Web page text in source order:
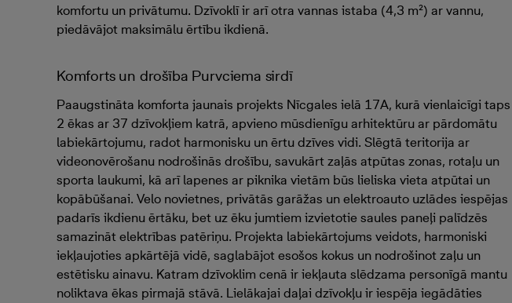
komfortu un privātumu. Dzīvoklī ir arī otra vannas istaba (4,3 m²) ar vannu,
piedāvājot maksimālu ērtību ikdienā.
Komforts un drošība Purvciema sirdī
Paaugstināta komforta jaunais projekts Nīcgales ielā 17A, kurā vienlaicīgi taps
2 ēkas ar 37 dzīvokļiem katrā, apvieno mūsdienīgu arhitektūru ar pārdomātu
labiekārtojumu, radot harmonisku un ērtu dzīves vidi. Slēgtā teritorija ar
videonovērošanu nodrošinās drošību, savukārt zaļās atpūtas zonas, rotaļu un
sporta laukumi, kā arī lapenes ar piknika vietām būs lieliska vieta atpūtai un
kopābūšanai. Velo novietnes, privātās garāžas un elektroauto uzlādes iespējas
padarīs ikdienu ērtāku, bet uz ēku jumtiem izvietotie saules paneļi palīdzēs
samazināt elektrības patēriņu. Projekta labiekārtojums veidots, harmoniski
iekļaujoties apkārtējā vidē, saglabājot esošos kokus un nodrošinot zaļu un
estētisku ainavu. Katram dzīvoklim cenā ir iekļauta slēdzama personīgā mantu
noliktava ēkas pirmajā stāvā. Lielākajai daļai dzīvokļu ir iespēja iegādāties